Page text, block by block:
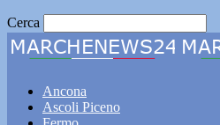
Cerca
Ancona
Ascoli Piceno